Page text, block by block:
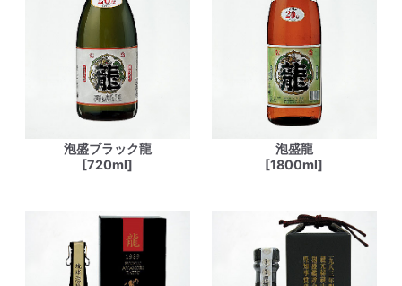
泡盛ブラック龍
[720ml]
泡盛龍
[1800ml]